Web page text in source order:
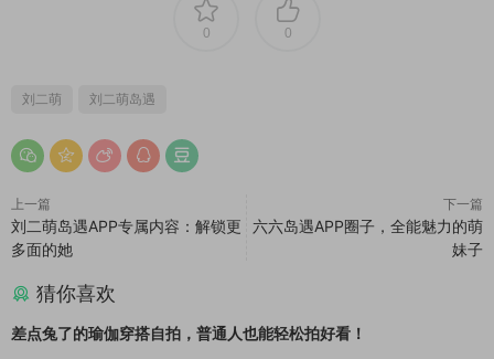
0 0
刘二萌 刘二萌岛遇
上一篇
刘二萌岛遇APP专属内容：解锁更
多面的她
下一篇
六六岛遇APP圈子，全能魅力的萌
妹子
猜你喜欢
差点兔了的瑜伽穿搭自拍，普通人也能轻松拍好看！